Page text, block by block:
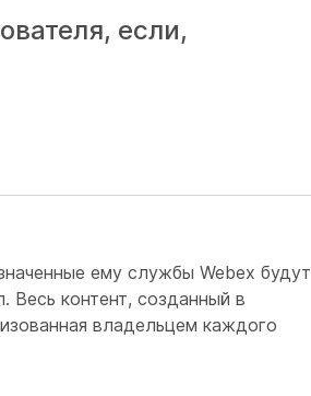
если,
ему службы Webex будут
Весь контент, созданный в
владельцем каждого